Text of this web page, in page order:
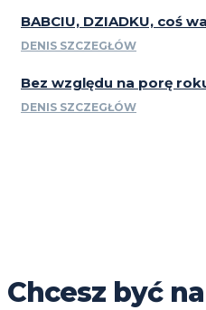
BABCIU, DZIADKU, coś
DENIS SZCZEGŁÓW
Bez względu na porę
DENIS SZCZEGŁÓW
Chcesz być